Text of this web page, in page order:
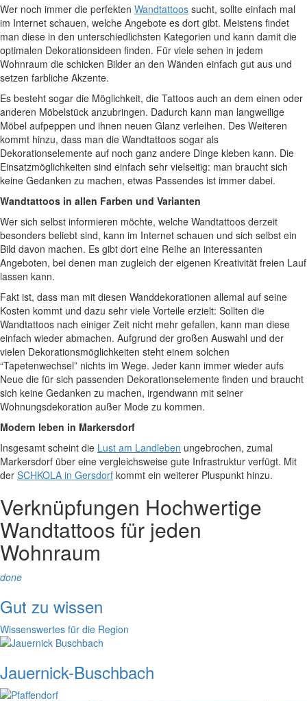
Wer noch immer die perfekten Wandtattoos sucht, sollte einfach mal
im Internet schauen, welche Angebote es dort gibt. Meistens findet
man diese in den unterschiedlichsten Kategorien und kann damit die
optimalen Dekorationsideen finden. Für viele sehen in jedem
Wohnraum die schicken Bilder an den Wänden einfach gut aus und
setzen farbliche Akzente.
Es besteht sogar die Möglichkeit, die Tattoos auch an dem einen oder
anderen Möbelstück anzubringen. Dadurch kann man langweilige
Möbel aufpeppen und ihnen neuen Glanz verleihen. Des Weiteren
kommt hinzu, dass man die Wandtattoos sogar als
Dekorationselemente auf noch ganz andere Dinge kleben kann. Die
Einsatzmöglichkeiten sind einfach sehr vielseitig: man braucht sich
keine Gedanken zu machen, etwas Passendes ist immer dabei.
Wandtattoos in allen Farben und Varianten
Wer sich selbst informieren möchte, welche Wandtattoos derzeit
besonders beliebt sind, kann im Internet schauen und sich selbst ein
Bild davon machen. Es gibt dort eine Reihe an interessanten
Angeboten, bei denen man zugleich der eigenen Kreativität freien Lauf
lassen kann.
Fakt ist, dass man mit diesen Wanddekorationen allemal auf seine
Kosten kommt und dazu sehr viele Vorteile erzielt: Sollten die
Wandtattoos nach einiger Zeit nicht mehr gefallen, kann man diese
einfach wieder abmachen. Aufgrund der großen Auswahl und der
vielen Dekorationsmöglichkeiten steht einem solchen
“Tapetenwechsel” nichts im Wege. Jeder kann immer wieder aufs
Neue die für sich passenden Dekorationselemente finden und braucht
sich keine Gedanken zu machen, irgendwann mit seiner
Wohnungsdekoration außer Mode zu kommen.
Modern leben in Markersdorf
Insgesamt scheint die Lust am Landleben ungebrochen, zumal
Markersdorf über eine vergleichsweise gute Infrastruktur verfügt. Mit
der SCHKOLA in Gersdorf kommt ein weiterer Pluspunkt hinzu.
Verknüpfungen Hochwertige
Wandtattoos für jeden
Wohnraum
done
Gut zu wissen
Wissenswertes für die Region
Jauernick-Buschbach